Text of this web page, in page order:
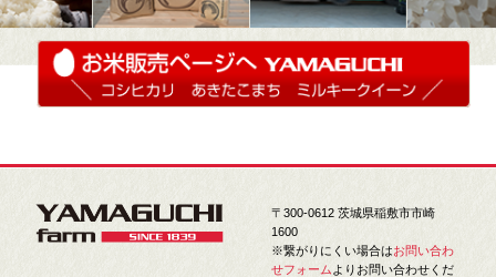
〒300-0612 茨城県稲敷市市崎
1600
※繋がりにくい場合はお問い合わ
せフォーム よりお問い合わせくだ